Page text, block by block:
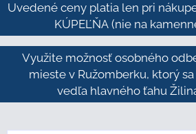
Uvedené ceny platia len pri
KÚPEĽŇA (nie na
Využite možnosť osobného
mieste v Ružomberku, ktorý
vedľa hlavného ťahu